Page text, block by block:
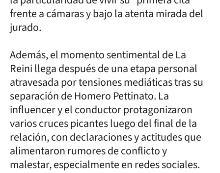
frente a cámaras y bajo la atenta mirada del
jurado.
Además, el momento sentimental de La
Reini llega después de una etapa personal
atravesada por tensiones mediáticas tras su
separación de Homero Pettinato. La
influencer y el conductor protagonizaron
varios cruces picantes luego del final de la
relación, con declaraciones y actitudes que
alimentaron rumores de conflicto y
malestar, especialmente en redes sociales.